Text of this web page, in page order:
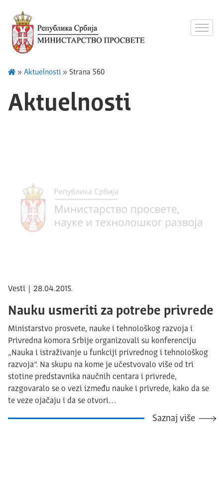
» Aktuelnosti» Strana 560
Aktuelnosti
Vesti | 28.04.2015.
Nauku usmeriti za potrebe privrede
Ministarstvo prosvete, nauke i tehnološkog razvoja i
Privredna komora Srbije organizovali su konferenciju
„Nauka i istraživanje u funkciji privrednog i tehnološkog
razvoja”. Na skupu na kome je učestvovalo više od tri
stotine predstavnika naučnih centara i privrede,
razgovaralo se o vezi između nauke i privrede, kako da se
te veze ojačaju i da se otvori…
Saznaj više